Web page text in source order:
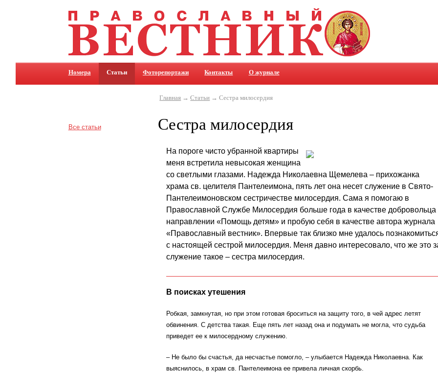
Номера Статьи Фоторепортажи Контакты О журнале
Все статьи
Главная →Статьи → Сестра милосердия
Сестра милосердия
На пороге чисто убранной квартиры
меня встретила невысокая женщина
со светлыми глазами. Надежда Николаевна Щемелева – прихожанка
храма св. целителя Пантелеимона, пять лет она несет служение в Свято-
Пантелеимоновском сестричестве милосердия. Сама я помогаю в
Православной Службе Милосердия больше года в качестве добровольца
направлении «Помощь детям» и пробую себя в качестве автора журнала
«Православный вестник». Впервые так близко мне удалось
с настоящей сестрой милосердия. Меня давно интересовало, что же это
служение такое – сестра милосердия.
В поисках утешения
Робкая, замкнутая, но при этом готовая броситься на защиту того, в чей адрес летят
обвинения. С детства такая. Еще пять лет назад она и подумать не могла, что судьба
приведет ее к милосердному служению.
– Не было бы счастья, да несчастье помогло, – улыбается Надежда Николаевна. Как
выяснилось, в храм св. Пантелеимона ее привела личная скорбь.